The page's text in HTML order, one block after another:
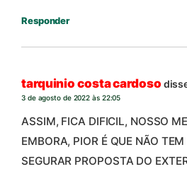
Responder
tarquinio costa cardoso
3 de agosto de 2022 às 22:05
ASSIM, FICA DIFICIL, NOSSO
EMBORA, PIOR É QUE NÃO
SEGURAR PROPOSTA DO